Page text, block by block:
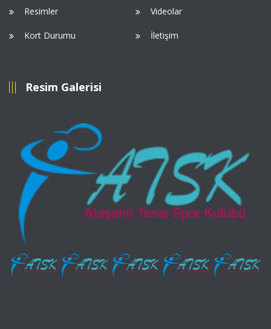
Resimler Videolar
Kort Durumu İletişim
Resim Galerisi